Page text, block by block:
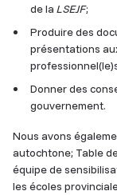
de laLSEJF;
Produire des
présentations
Donner des
gouvernement.
Nous avons
autochtone; Table
équipe de
les écoles